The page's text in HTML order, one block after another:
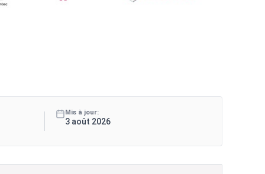
Mis à jour:
3 août 2026